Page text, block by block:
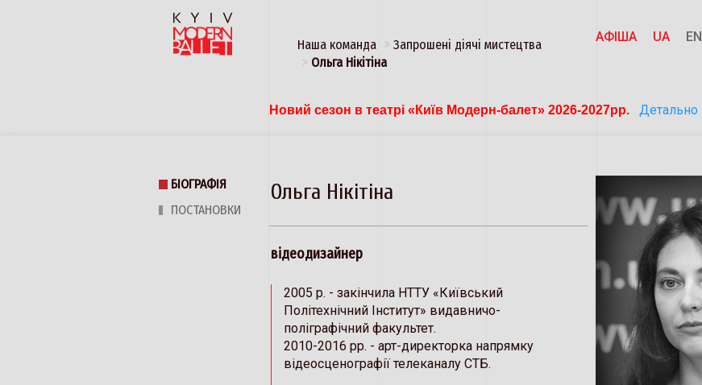
Наша команда
Запрошені діячі мистецтва
Ольга Нікітіна
АФІША UA EN
Новий сезон в театрі «Київ Модерн-балет» 2026-2027рр. Детально
БІОГРАФІЯ
ПОСТАНОВКИ
Ольга Нікітіна
відеодизайнер
2005 р. - закінчила НТТУ «Київський
Політехнічний Інститут» видавничо-
поліграфічний факультет.
2010-2016 рр. - арт-директорка напрямку
відеосценографії телеканалу СТБ.